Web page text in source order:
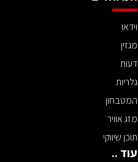
וידאו
מגזין
דעות
גלריות
המטבחון
מזג אוויר
תוכן שיווקי
עוד ..